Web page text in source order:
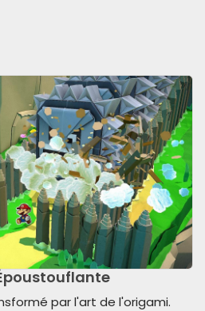
par l'art de l'origami.